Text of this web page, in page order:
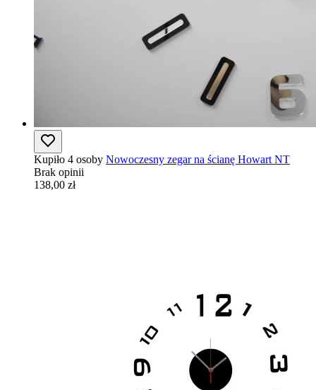
Kupiło 4 osoby Nowoczesny zegar na ścianę Howart NT
Brak opinii
138,00 zł